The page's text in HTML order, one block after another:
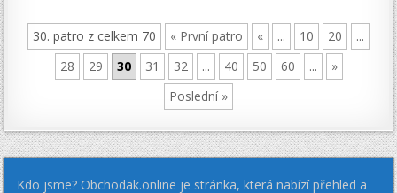
30. patro z celkem 70 « První patro « ... 10 20
...
28
29 30 31 32 ... 40 50 60 ...
»
Poslední »
Kdo jsme? Obchodak.online je stránka, která nabízí přehled a